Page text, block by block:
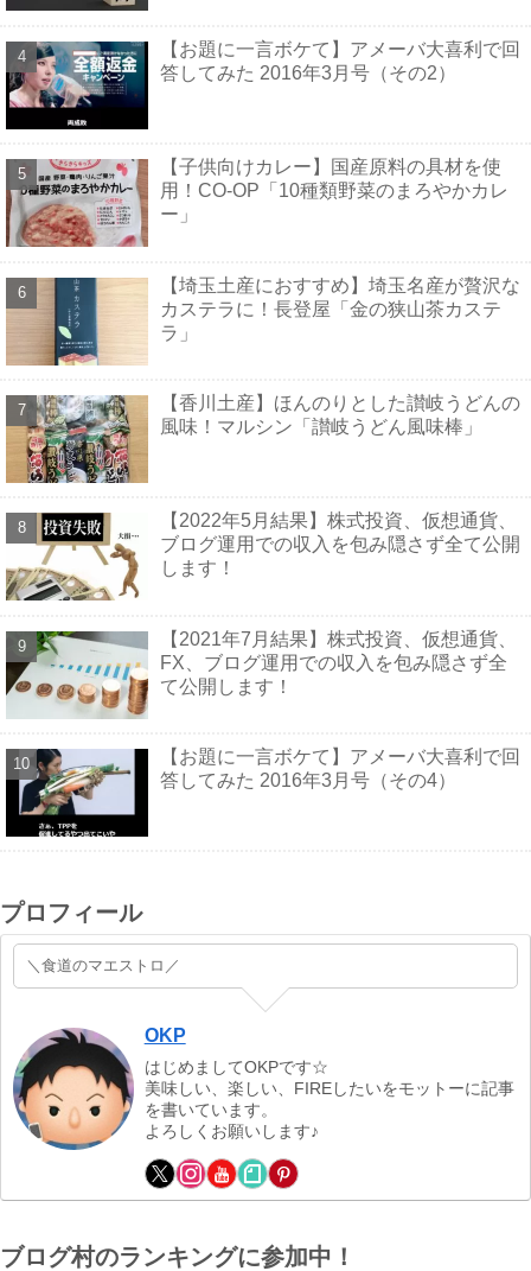
【お題に一言ボケて】アメーバ大喜利で回
答してみた 2016年3月号（その2）
【子供向けカレー】国産原料の具材を使
用！CO-OP「10種類野菜のまろやかカレ
ー」
【埼玉土産におすすめ】埼玉名産が贅沢な
カステラに！長登屋「金の狭山茶カステ
ラ」
【香川土産】ほんのりとした讃岐うどんの
風味！マルシン「讃岐うどん風味棒」
【2022年5月結果】株式投資、仮想通貨、
ブログ運用での収入を包み隠さず全て公開
します！
【2021年7月結果】株式投資、仮想通貨、
FX、ブログ運用での収入を包み隠さず全
て公開します！
【お題に一言ボケて】アメーバ大喜利で回
答してみた 2016年3月号（その4）
プロフィール
＼食道のマエストロ／
OKP
はじめましてOKPです☆
美味しい、楽しい、FIREしたいをモットーに記事
を書いています。
よろしくお願いします♪
ブログ村のランキングに参加中！